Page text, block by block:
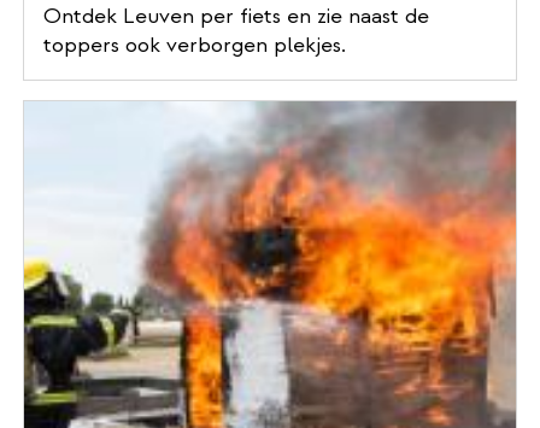
Ontdek Leuven per fiets en zie naast de
toppers ook verborgen plekjes.